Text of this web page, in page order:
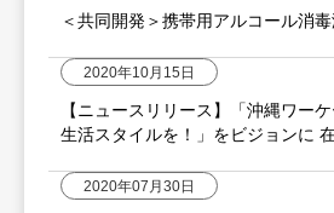
＜共同開発＞携帯用アルコール消
2020年10月15日
【ニュースリリース】「沖縄ワー
生活スタイルを！」をビジョンに
2020年07月30日